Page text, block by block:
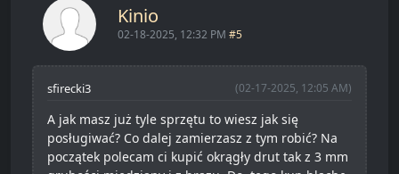
Kinio
02-18-2025, 12:32 PM #5
(02-17-2025, 12:05 AM)
sfirecki3
A jak masz już tyle sprzętu to wiesz jak się
posługiwać? Co dalej zamierzasz z tym robić? Na
początek polecam ci kupić okrągły drut tak z 3 mm